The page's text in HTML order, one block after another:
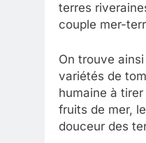
terres
couple mer-
On trouve
variétés de
humaine à
fruits de mer,
douceur des